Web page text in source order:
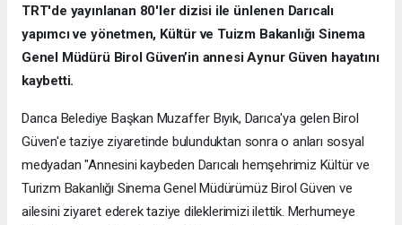
TRT'de yayınlanan 80'ler dizisi ile ünlenen Darıcalı
yapımcı ve yönetmen, Kültür ve Tuizm Bakanlığı Sinema
Genel Müdürü Birol Güven’in annesi Aynur Güven hayatını
kaybetti.
Darıca Belediye Başkan Muzaffer Bıyık, Darıca'ya gelen Birol
Güven'e taziye ziyaretinde bulunduktan sonra o anları sosyal
medyadan "Annesini kaybeden Darıcalı hemşehrimiz Kültür ve
Turizm Bakanlığı Sinema Genel Müdürümüz Birol Güven ve
ailesini ziyaret ederek taziye dileklerimizi ilettik. Merhumeye